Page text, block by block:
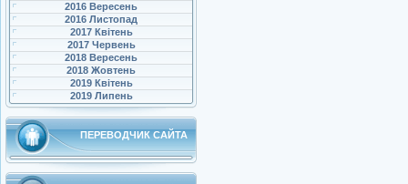
2016 Вересень
2016 Листопад
2017 Квітень
2017 Червень
2018 Вересень
2018 Жовтень
2019 Квітень
2019 Липень
ПЕРЕВОДЧИК САЙТА